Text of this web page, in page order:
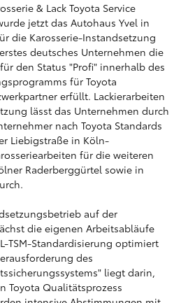
& Lack Toyota Service
jetzt das Autohaus Yvel in
die Karosserie-Instandsetzung
deutsches Unternehmen die
den Status "Profi" innerhalb des
für Toyota
erfüllt. Lackierarbeiten
lässt das Unternehmen durch
nach Toyota Standards
Liebigstraße in Köln-
für die weiteren
Raderberggürtel sowie in
auf der
die eigenen Arbeitsabläufe
TSM-Standardisierung optimiert
des
liegt darin,
Toyota Qualitätsprozess